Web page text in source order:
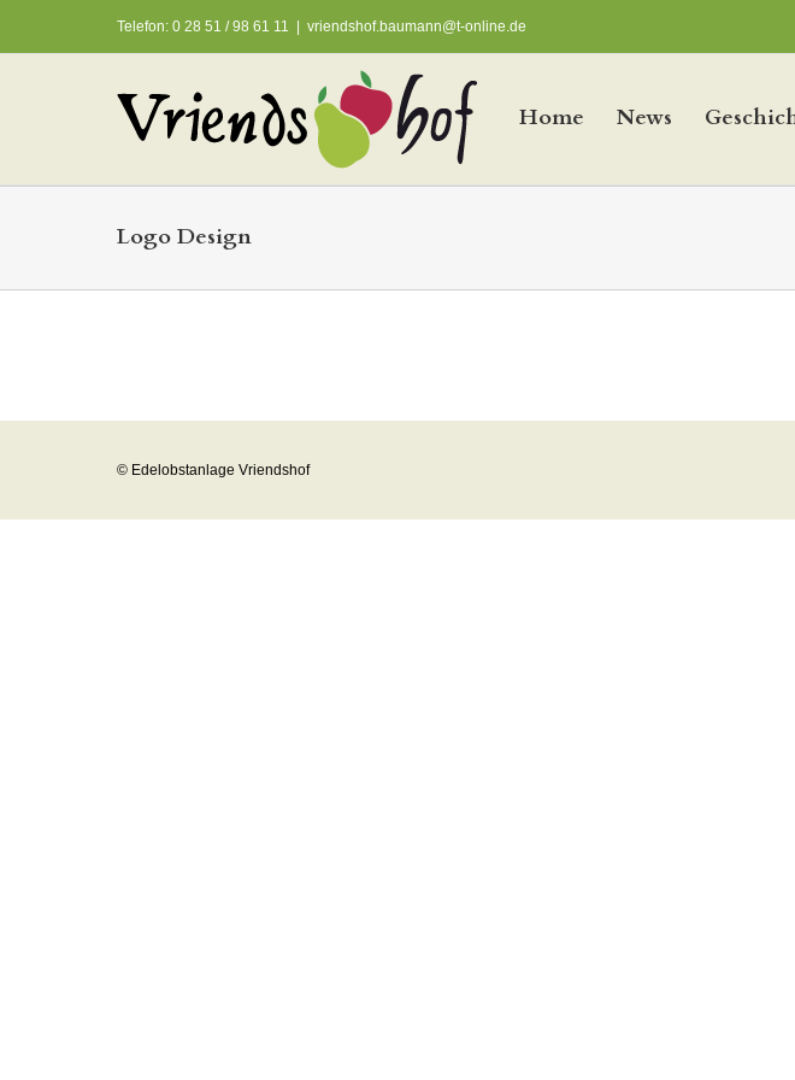
Telefon: 0 28 51 / 98 61 11 vriendshof.baumann@t-online.de
Home News
Logo Design
© Edelobstanlage Vriendshof